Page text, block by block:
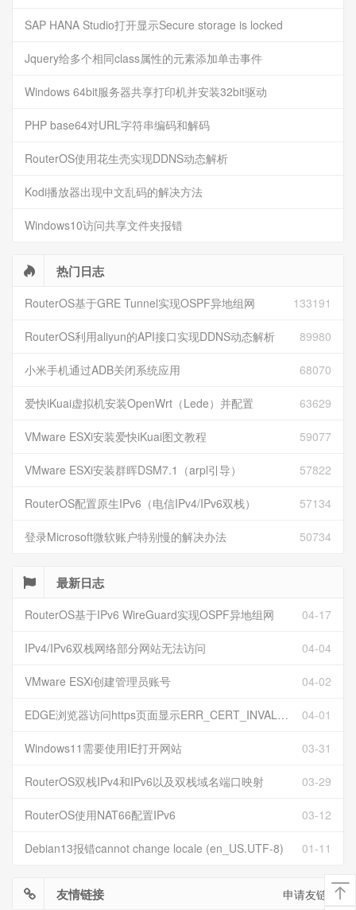
SAP HANA Studio打开显示Secure storage is locked
Jquery给多个相同class属性的元素添加单击事件
Windows 64bit服务器共享打印机并安装32bit驱动
PHP base64对URL字符串编码和解码
RouterOS使用花生壳实现DDNS动态解析
Kodi播放器出现中文乱码的解决方法
Windows10访问共享文件夹报错
热门日志
133191
RouterOS基于GRE Tunnel实现OSPF异地组网
89980
RouterOS利用aliyun的API接口实现DDNS动态解析
68070
小米手机通过ADB关闭系统应用
63629
爱快iKuai虚拟机安装OpenWrt（Lede）并配置
59077
VMware ESXi安装爱快iKuai图文教程
57822
VMware ESXi安装群晖DSM7.1（arpl引导）
57134
RouterOS配置原生IPv6（电信IPv4/IPv6双栈）
50734
登录Microsoft微软账户特别慢的解决办法
最新日志
04-17
RouterOS基于IPv6 WireGuard实现OSPF异地组网
04-04
IPv4/IPv6双栈网络部分网站无法访问
04-02
VMware ESXi创建管理员账号
04-01
EDGE浏览器访问https页面显示ERR_CERT_INVALID且无法跳过继续访问
03-31
Windows11需要使用IE打开网站
03-29
RouterOS双栈IPv4和IPv6以及双栈域名端口映射
03-12
RouterOS使用NAT66配置IPv6
01-11
Debian13报错cannot change locale (en_US.UTF-8)
友情链接 申请友链